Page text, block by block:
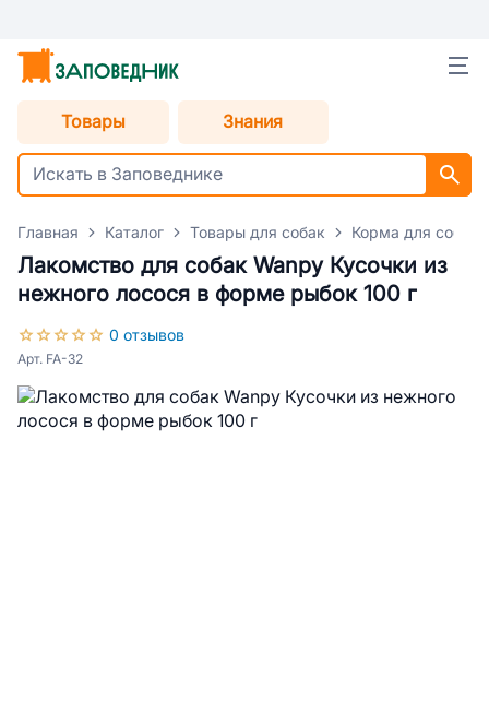
Товары Знания
Главная Каталог Товары для собак Корма для собак
Лакомство для собак Wanpy Кусочки из
нежного лосося в форме рыбок 100 г
0 отзывов
Арт. FA-32